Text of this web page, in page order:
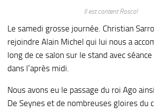
Il est content Rosco!
Le samedi grosse journée. Christian
rejoindre Alain Michel qui lui nous a
long de ce salon sur le stand avec
dans l’après midi.
Nous avons eu le passage du roi Ago
De Seynes et de nombreuses gloires du